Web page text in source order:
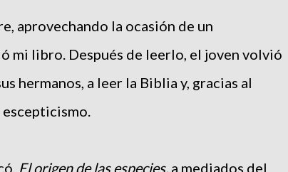
aprovechando la ocasión de un
mi libro. Después de leerlo, el joven volvió
hermanos, a leer la Biblia y, gracias al
El origen de las especies, a mediados del